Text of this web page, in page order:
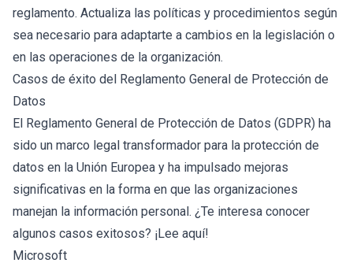
reglamento. Actualiza las políticas y procedimientos según
sea necesario para adaptarte a cambios en la legislación o
en las operaciones de la organización.
Casos de éxito del Reglamento General de Protección de
Datos
El Reglamento General de Protección de Datos (GDPR) ha
sido un marco legal transformador para la protección de
datos en la Unión Europea y ha impulsado mejoras
significativas en la forma en que las organizaciones
manejan la información personal. ¿Te interesa conocer
algunos casos exitosos? ¡Lee aquí!
Microsoft